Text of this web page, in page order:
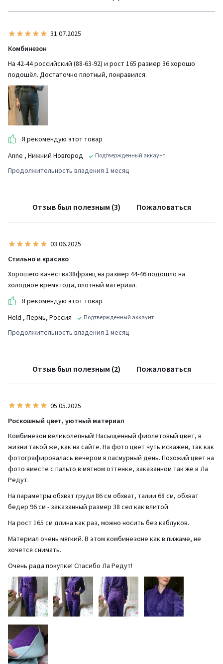
31.07.2025
Комбинезон
На 42-44 российский (88-63-92) и рост 165 размер 36 хорошо
подошёл. Достаточно плотный, понравился.
Я рекомендую этот товар
Anne , Нижний Новгород Подтвержденный аккаунт
Продолжительность владения 1 месяц
Отзыв был полезным (3) Пожаловаться
03.06.2025
Стильно и красиво
Хорошего качества38франц на размер 44-46 подошло на
холодное время года, плотный материал.
Я рекомендую этот товар
Held , Пермь, Россия Подтвержденный аккаунт
Продолжительность владения 1 месяц
Отзыв был полезным (2) Пожаловаться
05.05.2025
Роскошный цвет, уютный материал
Комбинезон великолепный! Насыщенный фиолетовый цвет, в
жизни такой же, как на сайте. На фото цвет чуть искажен, так как
фотографировалась вечером в пасмурный день. Похожий цвет на
фото вместе с пальто в мятном оттенке, заказанном так же в Ла
Редут.
На параметры обхват груди 86 см обхват, талии 68 см, обхват
бедер 96 см - заказанный размер 38 сел как влитой.
На рост 165 см длина как раз, можно носить без каблуков.
Материал очень мягкий. В этом комбинезоне как в пижаме, не
хочется снимать.
Очень рада покупке! Спасибо Ла Редут!